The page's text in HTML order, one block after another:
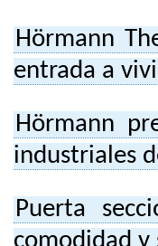
Hörmann
entrada a
Hörmann
industriales
Puerta